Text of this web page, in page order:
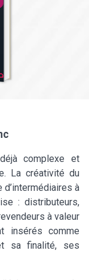
complexe et
La créativité du
d’intermédiaires à
: distributeurs,
à valeur
insérés comme
sa finalité, ses